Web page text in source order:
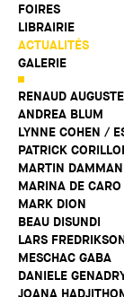
FOIRES
LIBRAIRIE
ACTUALITÉS
GALERIE
RENAUD
ANDREA BLUM
LYNNE COHEN /
PATRICK
MARTIN
MARINA DE CARO
MARK DION
BEAU DISUNDI
LARS
MESCHAC GABA
DANIELE
JOANA